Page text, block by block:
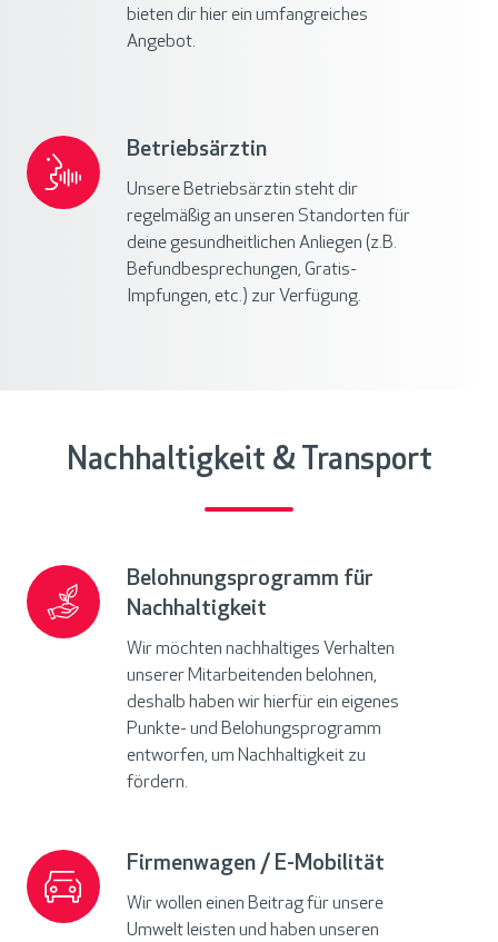
bieten dir hier ein umfangreiches
Angebot.
Betriebsärztin
Unsere Betriebsärztin steht dir
regelmäßig an unseren Standorten für
deine gesundheitlichen Anliegen (z.B.
Befundbesprechungen, Gratis-
Impfungen, etc.) zur Verfügung.
Betriebsärztin
Nachhaltigkeit & Transport
Belohnungsprogramm für
Nachhaltigkeit
Wir möchten nachhaltiges Verhalten
unserer Mitarbeitenden belohnen,
deshalb haben wir hierfür ein eigenes
Punkte- und Belohungsprogramm
entworfen, um Nachhaltigkeit zu
fördern.
Belohnungsprogramm
für
Nachhaltigkeit
Firmenwagen / E-Mobilität
Wir wollen einen Beitrag für unsere
Umwelt leisten und haben unseren
Firmenwagen
/